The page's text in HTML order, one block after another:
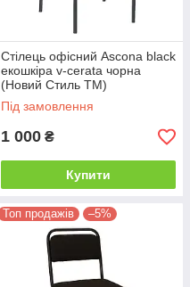
Стілець офісний Ascona black
екошкіра v-cerata чорна
(Новий Стиль ТМ)
Під замовлення
1 000 ₴
Купити
Топ продажів –5%